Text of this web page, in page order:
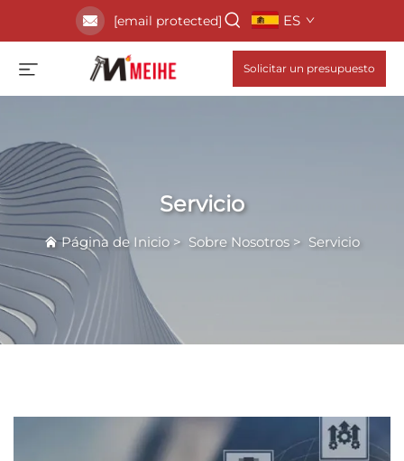
[email protected] ES
Solicitar un presupuesto
Servicio
Página de Inicio > Sobre Nosotros > Servicio